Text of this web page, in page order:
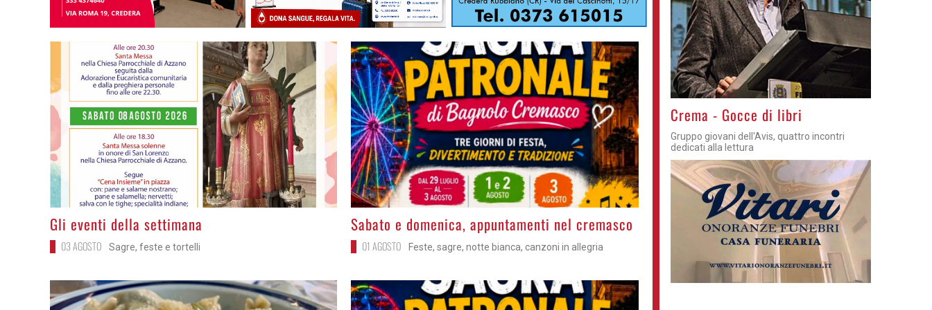
>
Gli eventi della settimana
03 AGOSTO Sagre, feste e tortelli
>
Sabato e domenica, appuntamenti nel cremasco
01 AGOSTO Feste, sagre, notte bianca, canzoni in allegria
Crema - Gocce di libri
Gruppo giovani dell'Avis, quattro incontri
dedicati alla lettura